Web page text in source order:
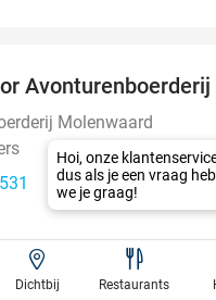
Molenwaard
Dichtbij Restaurants